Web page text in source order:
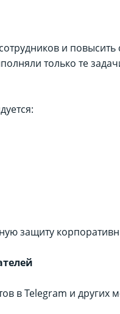
и
только те
защиту
в Telegram и